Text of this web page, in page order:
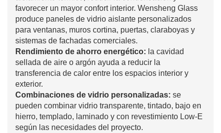
favorecer un mayor confort interior. Wensheng Glass
produce paneles de vidrio aislante personalizados
para ventanas, muros cortina, puertas, claraboyas y
sistemas de fachadas comerciales.
Rendimiento de ahorro energético: la cavidad
sellada de aire o argón ayuda a reducir la
transferencia de calor entre los espacios interior y
exterior.
Combinaciones de vidrio personalizadas: se
pueden combinar vidrio transparente, tintado, bajo en
hierro, templado, laminado y con revestimiento Low-E
según las necesidades del proyecto.